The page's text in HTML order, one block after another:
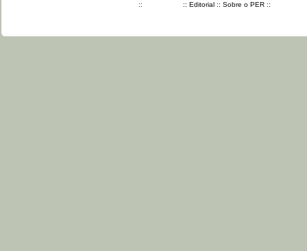
::
:: Editorial :: Sobre o PER ::